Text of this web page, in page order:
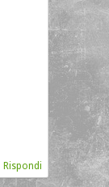
Rispondi